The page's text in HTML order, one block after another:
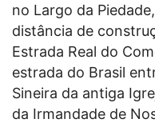
no Largo da
distância de
Estrada Real do
estrada do Brasil
Sineira da antiga
da Irmandade de